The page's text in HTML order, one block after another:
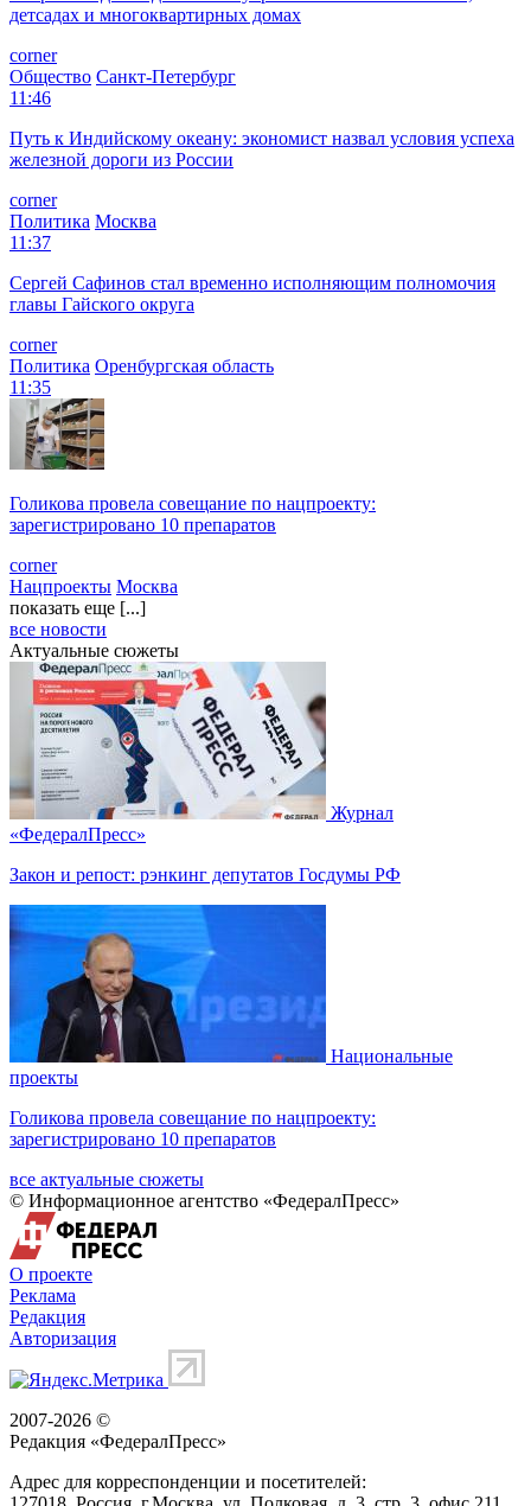
детсадах и многоквартирных домах
corner
Общество Санкт-Петербург
11:46
Путь к Индийскому океану: экономист назвал условия успеха
железной дороги из России
corner
Политика Москва
11:37
Сергей Сафинов стал временно исполняющим полномочия
главы Гайского округа
corner
Политика Оренбургская область
11:35
Голикова провела совещание по нацпроекту:
зарегистрировано 10 препаратов
corner
Нацпроекты Москва
показать еще [...]
все новости
Актуальные сюжеты
Журнал
«ФедералПресс»
Закон и репост: рэнкинг депутатов Госдумы РФ
Национальные
проекты
Голикова провела совещание по нацпроекту:
зарегистрировано 10 препаратов
все актуальные сюжеты
© Информационное агентство «ФедералПресс»
О проекте
Реклама
Редакция
Авторизация
2007-2026 ©
Редакция «ФедералПресс»
Адрес для корреспонденции и посетителей: